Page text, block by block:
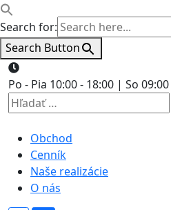
Search for:
Search Button
Po - Pia 10:00 - 18:00 | So
Hľadať:
Obchod
Cenník
Naše realizácie
O nás